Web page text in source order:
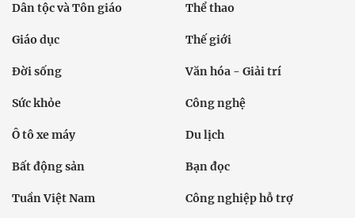
Dân tộc và Tôn giáo Thể thao
Giáo dục Thế giới
Đời sống Văn hóa - Giải trí
Sức khỏe Công nghệ
Ô tô xe máy Du lịch
Bất động sản Bạn đọc
Tuần Việt Nam Công nghiệp hỗ trợ